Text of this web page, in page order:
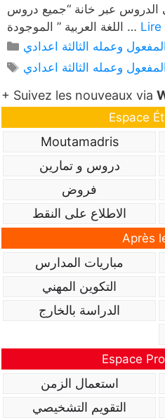
عبر خانة “جميع دروس
اللغة العربية ” الموجودة … Lire
Catégories
وعمله الثالثة اعدادي
Étiquettes
وعمله الثالثة اعدادي
+ Suivez les nouveaux via
Espace
Moutamadris
دروس و تمارين
فروض
الاطلاع على النقط
Après
مباريات المدارس
التكوين المهني
الدراسة بالخارج
Espace
استعمال الزمن
التقويم التشخيصي